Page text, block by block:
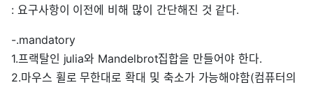
: 요구사항이 이전에 비해 많이 간단해진 것 같다.
-.mandatory
1.프랙탈인 julia와 Mandelbrot집합을 만들어야 한다.
2.마우스 휠로 무한대로 확대 및 축소가 가능해야함(컴퓨터의